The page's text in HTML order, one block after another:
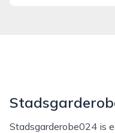
Stadsgarderobe024 is een frisse en eigentijdse